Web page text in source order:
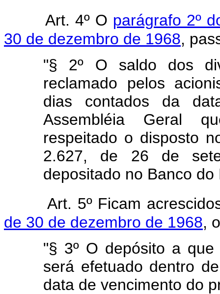
Art. 4º O parágrafo 2º
30 de dezembro de 1968,
"§ 2º O saldo dos
reclamado pelos
dias contados da
Assembléia Geral
respeitado o disposto
2.627, de 26 de
depositado no Banco
Art. 5º Ficam
de 30 de dezembro de 1968,
"§ 3º O depósito a
será efetuado dentro
data de vencimento do